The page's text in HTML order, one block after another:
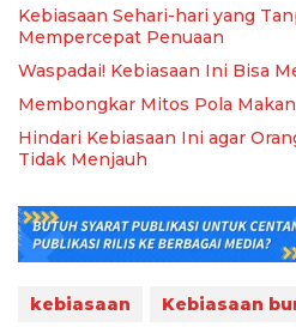
Kebiasaan Sehari-hari yang
Mempercepat Penuaan
Waspadai! Kebiasaan Ini Bisa
Membongkar Mitos Pola
Hindari Kebiasaan Ini agar
Tidak Menjauh
kebiasaan Kebiasaan